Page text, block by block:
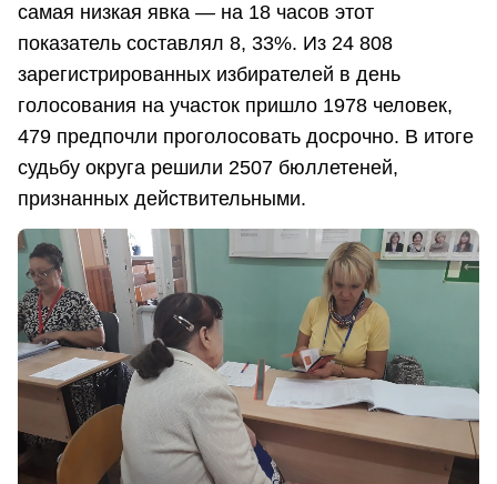
самая низкая явка — на 18 часов этот
показатель составлял 8, 33%. Из 24 808
зарегистрированных избирателей в день
голосования на участок пришло 1978 человек,
479 предпочли проголосовать досрочно. В итоге
судьбу округа решили 2507 бюллетеней,
признанных действительными.